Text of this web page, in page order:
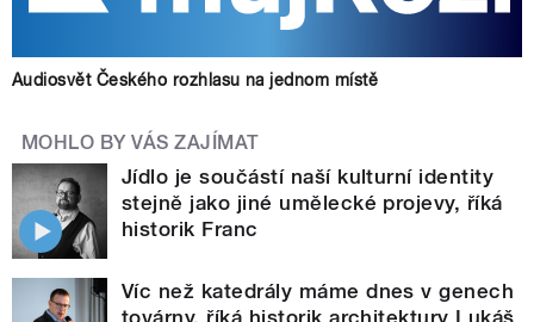
Audiosvět Českého rozhlasu na jednom místě
MOHLO BY VÁS ZAJÍMAT
Jídlo je součástí naší kulturní identity
stejně jako jiné umělecké projevy, říká
historik Franc
Víc než katedrály máme dnes v genech